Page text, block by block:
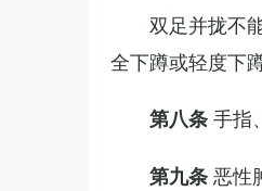
双足并拢不
全下蹲或轻度下
第八条手指
第九条恶性